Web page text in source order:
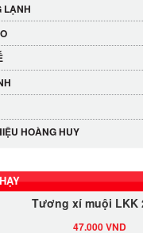
LẠNH
HOÀNG HUY
Cần Tây Đà Lạt
40.000 VND
LỐC 12 HỦ Tương xí muội
Tương xí muội LKK